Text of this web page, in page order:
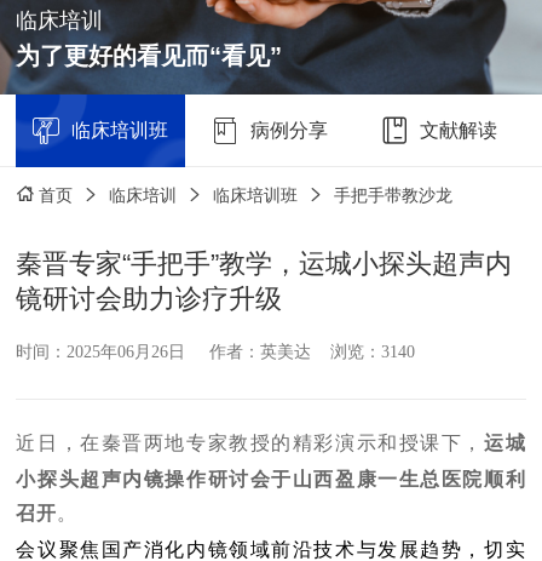
临床培训
为了更好的看见而“看见”
临床培训班 病例分享 文献解读
首页 临床培训 临床培训班 手把手带教沙龙
秦晋专家“手把手”教学，运城小探头超声内
镜研讨会助力诊疗升级
时间：2025年06月26日 作者：英美达 浏览：3140
近日，在秦晋两地专家教授的精彩演示和授课下， 运城
小探头超声内镜操作研讨会于山西盈康一生总医院顺利
召开。
会议聚焦国产消化内镜领域前沿技术与发展趋势，切实